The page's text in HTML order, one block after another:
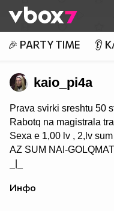
👾
🎉 PARTY TIME 👂
kaio_pi4a
Prava svirki sreshtu 50
Rabotq na magistrala
Sexa e 1,00 lv , 2,lv
AZ SUM NAI-
Инфо